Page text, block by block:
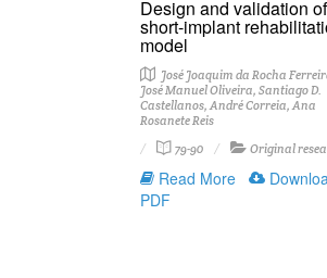
Design and validation
short-implant
model
José Joaquim da Rocha
José Manuel Oliveira, Santiago D.
Castellanos, André Correia, Ana
Rosanete Reis
79-90
Original
Read More
PDF